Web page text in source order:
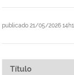
publicado 21/05/2026
Título